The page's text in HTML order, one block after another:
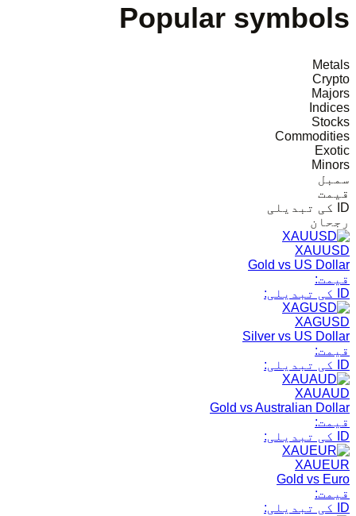
Popular symbols
Metals
Crypto
Majors
Indices
Stocks
Commodities
Exotic
Minors
سمبل
قیمت
ID کی تبدیلی
رجحان
XAUUSD
Gold vs US Dollar
قیمت:
ID کی تبدیلی:
XAGUSD
Silver vs US Dollar
قیمت:
ID کی تبدیلی:
XAUAUD
Gold vs Australian Dollar
قیمت:
ID کی تبدیلی:
XAUEUR
Gold vs Euro
قیمت:
ID کی تبدیلی: